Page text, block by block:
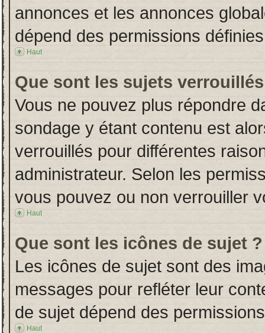
annonces et les annonces
dépend des permissions
Haut
Que sont les sujets
Vous ne pouvez plus répondre
sondage y étant contenu est
verrouillés pour différentes
administrateur. Selon les
vous pouvez ou non verrouiller
Haut
Que sont les icônes de sujet ?
Les icônes de sujet sont des
messages pour refléter leur
de sujet dépend des
Haut